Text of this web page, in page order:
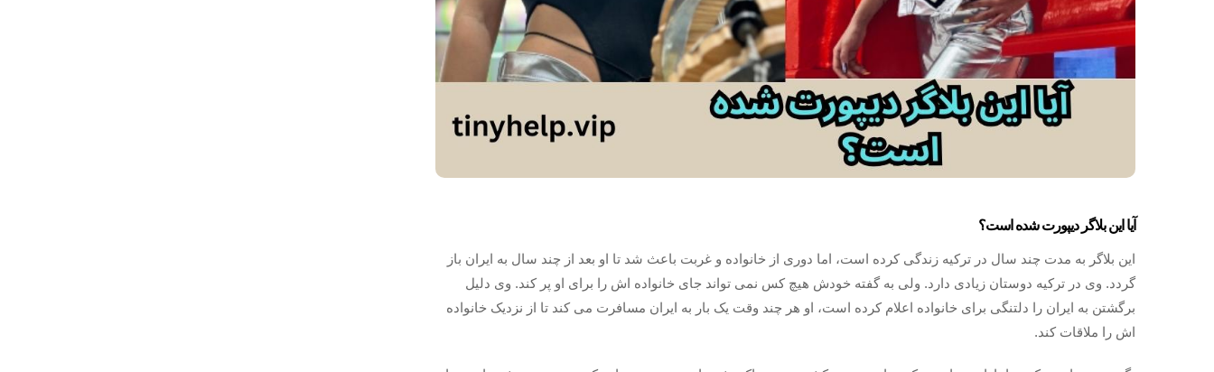
آیا این بلاگر دیپورت شده است؟
این بلاگر به مدت چند سال در ترکیه زندگی کرده است، اما دوری از خانواده و غربت باعث شد تا او بعد از چند سال به ایران باز
گردد. وی در ترکیه دوستان زیادی دارد. ولی به گفته خودش هیچ کس نمی تواند جای خانواده اش را برای او پر کند. وی دلیل
برگشتن به ایران را دلتنگی برای خانواده اعلام کرده است، او هر چند وقت یک بار به ایران مسافرت می کند تا از نزدیک خانواده
اش را ملاقات کند.